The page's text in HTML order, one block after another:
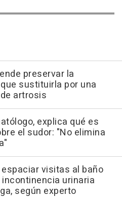
preservar la
sustituirla por una
artrosis
explica qué es
el sudor: "No elimina
visitas al baño
urinaria
según experto